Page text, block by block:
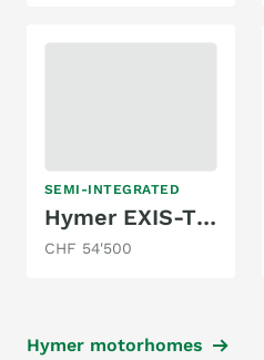
SEMI-INTEGRATED
Hymer EXIS-T EX 474 2.3 MJ 150
CHF 54'500
Hymer motorhomes